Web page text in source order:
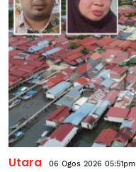
Utara 06 Ogos 2026 05:51pm